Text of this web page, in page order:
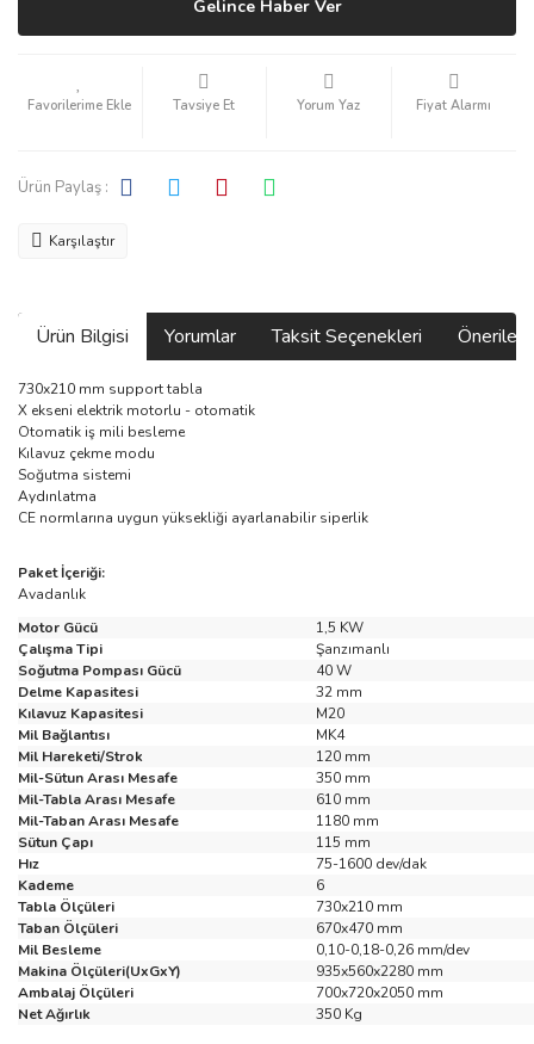
Gelince Haber Ver
Tavsiye Et Yorum Yaz Fiyat Alarmı
Ürün Paylaş :
Karşılaştır
Ürün Bilgisi Yorumlar Taksit Seçenekleri
730x210 mm support tabla
X ekseni elektrik motorlu - otomatik
Otomatik iş mili besleme
Kılavuz çekme modu
Soğutma sistemi
Aydınlatma
CE normlarına uygun yüksekliği ayarlanabilir siperlik
Paket İçeriği:
Avadanlık
Motor Gücü
1,5 KW
Çalışma Tipi
Şanzımanlı
Soğutma Pompası Gücü
40 W
Delme Kapasitesi
32 mm
Kılavuz Kapasitesi
M20
Mil Bağlantısı
MK4
Mil Hareketi/Strok
120 mm
Mil-Sütun Arası Mesafe
350 mm
Mil-Tabla Arası Mesafe
610 mm
Mil-Taban Arası Mesafe
1180 mm
Sütun Çapı
115 mm
Hız
75-1600 dev/dak
Kademe
6
Tabla Ölçüleri
730x210 mm
Taban Ölçüleri
670x470 mm
Mil Besleme
0,10-0,18-0,26 mm/dev
Makina Ölçüleri(UxGxY)
935x560x2280 mm
Ambalaj Ölçüleri
700x720x2050 mm
Net Ağırlık
350 Kg